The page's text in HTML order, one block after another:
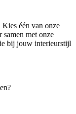
één van onze
samen met onze
bij jouw interieurstijl